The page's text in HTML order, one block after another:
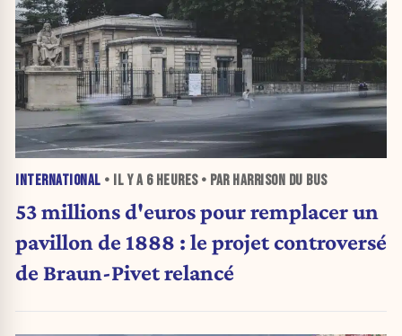
INTERNATIONAL • IL Y A 6 HEURES• PAR HARRISON DU BUS
53 millions d'euros pour remplacer un
pavillon de 1888 : le projet controversé
de Braun-Pivet relancé